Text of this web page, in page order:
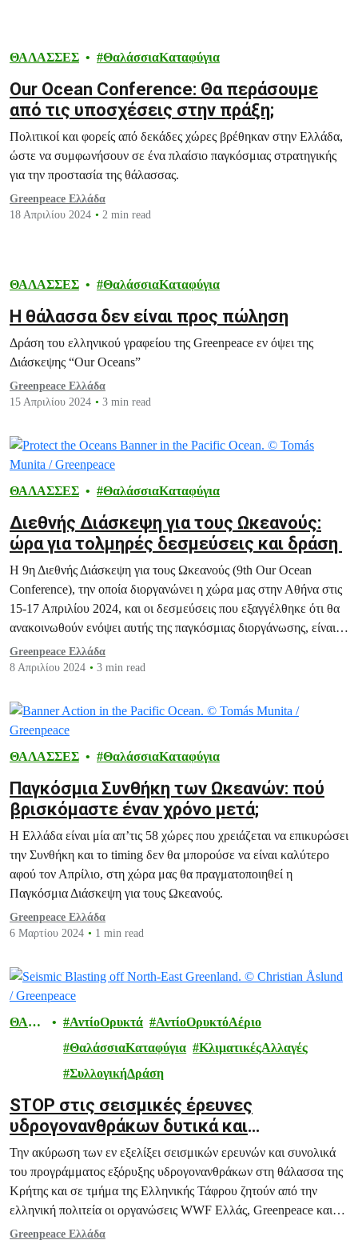
ΘΑΛΑΣΣΕΣ ΘαλάσσιαΚαταφύγια
Our Ocean Conference: Θα περάσουμε
από τις υποσχέσεις στην πράξη;
Πολιτικοί και φορείς από δεκάδες χώρες βρέθηκαν στην Ελλάδα,
ώστε να συμφωνήσουν σε ένα πλαίσιο παγκόσμιας στρατηγικής
για την προστασία της θάλασσας.
Greenpeace Ελλάδα
18 Απριλίου 2024
2 min read
ΘΑΛΑΣΣΕΣ ΘαλάσσιαΚαταφύγια
Η θάλασσα δεν είναι προς πώληση
Δράση του ελληνικού γραφείου της Greenpeace εν όψει της
Διάσκεψης “Our Oceans”
Greenpeace Ελλάδα
15 Απριλίου 2024
3 min read
ΘΑΛΑΣΣΕΣ ΘαλάσσιαΚαταφύγια
Διεθνής Διάσκεψη για τους Ωκεανούς:
ώρα για τολμηρές δεσμεύσεις και δράση
Η 9η Διεθνής Διάσκεψη για τους Ωκεανούς (9th Our Ocean
Conference), την οποία διοργανώνει η χώρα μας στην Αθήνα στις
15-17 Απριλίου 2024, και οι δεσμεύσεις που εξαγγέλθηκε ότι θα
ανακοινωθούν ενόψει αυτής της παγκόσμιας διοργάνωσης, είναι
μια σημαντική ευκαιρία για να αποδείξει έμπρακτα η Ελλάδα ότι
αντιμετωπίζει σοβαρά τα κρίσιμα ζητήματα προστασίας του
Greenpeace Ελλάδα
8 Απριλίου 2024
3 min read
ΘΑΛΑΣΣΕΣ ΘαλάσσιαΚαταφύγια
Παγκόσμια Συνθήκη των Ωκεανών: πού
βρισκόμαστε έναν χρόνο μετά;
Η Ελλάδα είναι μία απ’τις 58 χώρες που χρειάζεται να επικυρώσει
την Συνθήκη και το timing δεν θα μπορούσε να είναι καλύτερο
αφού τον Απρίλιο, στη χώρα μας θα πραγματοποιηθεί η
Παγκόσμια Διάσκεψη για τους Ωκεανούς.
Greenpeace Ελλάδα
6 Μαρτίου 2024
1 min read
ΘΑΛ
ΑντίοΟρυκτά
ΑντίοΟρυκτόΑέριο
ΘαλάσσιαΚαταφύγια
ΚλιματικέςΑλλαγές
ΣυλλογικήΔράση
STOP στις σεισμικές έρευνες
υδρογονανθράκων δυτικά και
νοτιοδυτικά της Κρήτης ζητούν ξανά οι
οργανώσεις WWF Ελλάς, Greenpeace και
ClientEarth
Την ακύρωση των εν εξελίξει σεισμικών ερευνών και συνολικά
του προγράμματος εξόρυξης υδρογονανθράκων στη θάλασσα της
Κρήτης και σε τμήμα της Ελληνικής Τάφρου ζητούν από την
ελληνική πολιτεία οι οργανώσεις WWF Ελλάς, Greenpeace και
ClientEarth.
Greenpeace Ελλάδα